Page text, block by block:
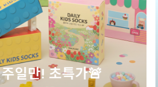
일만! 초특가🚨